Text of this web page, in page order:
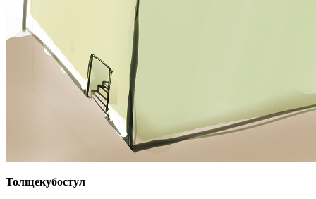
Толщекубостул